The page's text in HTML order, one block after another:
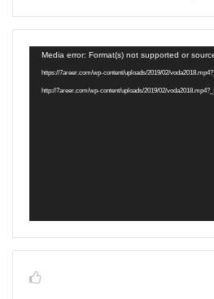
Media error: Format(s) not supported or